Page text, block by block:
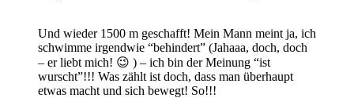
Und wieder 1500 m geschafft! Mein Mann meint ja, ich
schwimme irgendwie “behindert” (Jahaaa, doch, doch
– er liebt mich! 😉 ) – ich bin der Meinung “ist
wurscht”!!! Was zählt ist doch, dass man überhaupt
etwas macht und sich bewegt! So!!!